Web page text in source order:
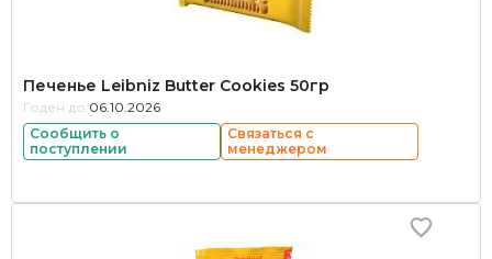
Печенье Leibniz Butter Cookies 50гр
Годен до: 06.10.2026
Сообщить о
поступлении
Связаться с
менеджером